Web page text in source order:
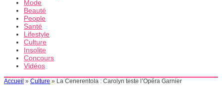
Mode
Beauté
People
Santé
Lifestyle
Culture
Insolite
Concours
Vidéos
Accueil » Culture » La Cenerentola : Carolyn teste l’Opéra Garnier